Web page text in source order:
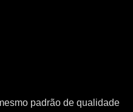
padrão de qualidade